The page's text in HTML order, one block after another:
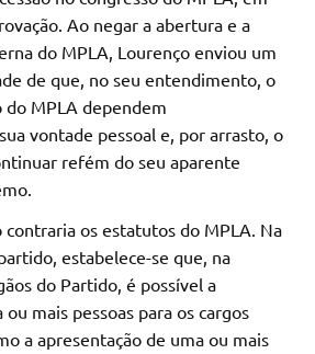
Ao negar a abertura e a
do MPLA, Lourenço enviou um
de que, no seu entendimento, o
MPLA dependem
vontade pessoal e, por arrasto, o
refém do seu aparente
os estatutos do MPLA. Na
estabelece-se que, na
do Partido, é possível a
mais pessoas para os cargos
a apresentação de uma ou mais